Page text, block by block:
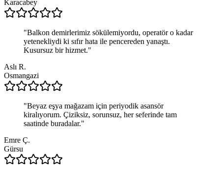
Karacabey
"Balkon demirlerimiz sökülemiyordu, operatör o kadar
yetenekliydi ki sıfır hata ile pencereden yanaştı.
Kusursuz bir hizmet."
Aslı R.
Osmangazi
"Beyaz eşya mağazam için periyodik asansör
kiralıyorum. Çiziksiz, sorunsuz, her seferinde tam
saatinde buradalar."
Emre Ç.
Gürsu